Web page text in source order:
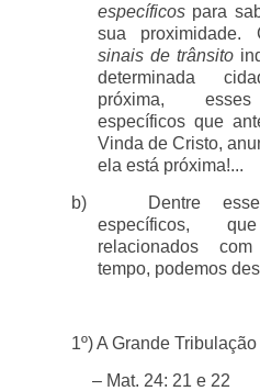
específicospara
sua proximidade.
sinais de trânsito
determinada
próxima,
específicos que
Vinda de Cristo,
ela está próxima!...
b)
Dentre
específicos,
relacionados
tempo, podemos
1º) A Grande Tribulação
– Mat. 24: 21 e 22